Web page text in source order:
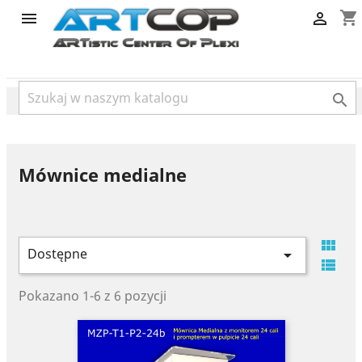
category
 shopping_cart


Mównice medialne
Dostępne 


Pokazano 1-6 z 6 pozycji